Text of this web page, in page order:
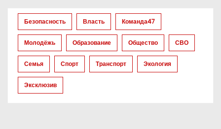
а
п
Безопасность Власть Команда47
Молодёжь Образование Общество СВО
Семья Спорт Транспорт Экология
Эксклюзив